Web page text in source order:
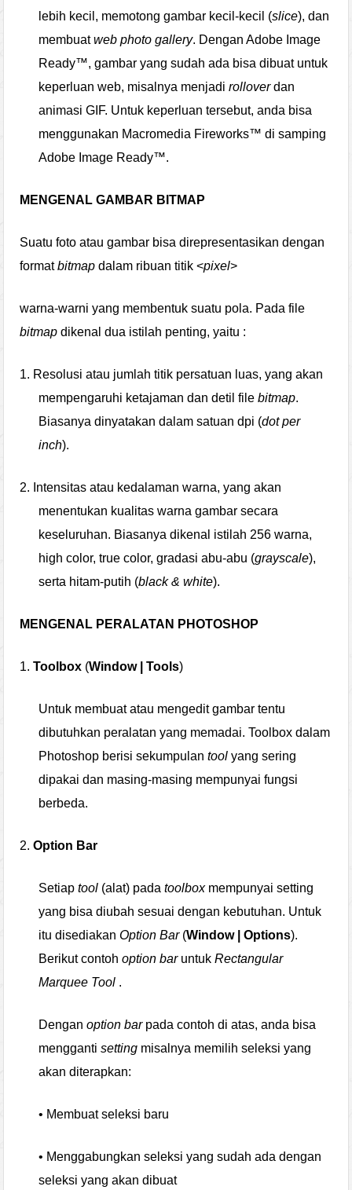
lebih kecil, memotong gambar kecil-kecil (slice), dan
membuatweb photo gallery. Dengan Adobe Image
Ready™, gambar yang sudah ada bisa dibuat untuk
keperluan web, misalnya menjadirolloverdan
animasi GIF. Untuk keperluan tersebut, anda bisa
menggunakan Macromedia Fireworks™ di samping
Adobe Image Ready™.
MENGENAL GAMBAR BITMAP
Suatu foto atau gambar bisa direpresentasikan dengan
formatbitmapdalam ribuan titik <pixel>
warna-warni yang membentuk suatu pola. Pada file
bitmapdikenal dua istilah penting, yaitu :
1. Resolusi atau jumlah titik persatuan luas, yang akan
mempengaruhi ketajaman dan detil filebitmap.
Biasanya dinyatakan dalam satuan dpi (dot per
inch).
2. Intensitas atau kedalaman warna, yang akan
menentukan kualitas warna gambar secara
keseluruhan. Biasanya dikenal istilah 256 warna,
high color, true color, gradasi abu-abu (grayscale),
serta hitam-putih (black & white).
MENGENAL PERALATAN PHOTOSHOP
1.Toolbox (Window | Tools)
Untuk membuat atau mengedit gambar tentu
dibutuhkan peralatan yang memadai. Toolbox dalam
Photoshop berisi sekumpulantoolyang sering
dipakai dan masing-masing mempunyai fungsi
berbeda.
2.Option Bar
Setiaptool (alat) padatoolbox mempunyai setting
yang bisa diubah sesuai dengan kebutuhan. Untuk
itu disediakanOption Bar (Window | Options).
Berikut contohoption bar untukRectangular
Marquee Tool .
Denganoption bar pada contoh di atas, anda bisa
menggantisetting misalnya memilih seleksi yang
akan diterapkan:
• Membuat seleksi baru
• Menggabungkan seleksi yang sudah ada dengan
seleksi yang akan dibuat